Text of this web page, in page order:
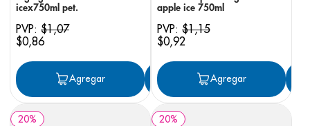
icex750ml pet.
PVP: $1,07
$0,86
Agregar Agregar
apple ice 750ml
PVP: $1,15
$0,92
Agregar
20% 20%